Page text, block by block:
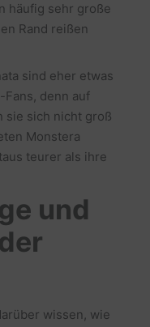
häufig sehr große
Rand reißen
sind eher etwas
denn auf
sie sich nicht groß
Monstera
teurer als ihre
und
wissen, wie